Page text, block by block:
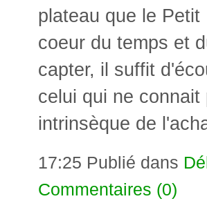
plateau que le
coeur du temps et
capter, il suffit
celui qui ne
intrinsèque de
17:25 Publié dans
Commentaires (0)